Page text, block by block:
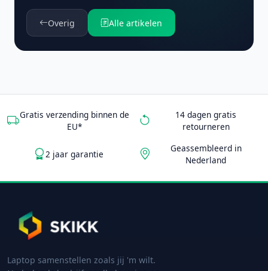
Overig Alle artikelen
Gratis verzending binnen de
EU*
14 dagen gratis
retourneren
2 jaar garantie
Geassembleerd in
Nederland
Laptop samenstellen zoals jij 'm wilt.